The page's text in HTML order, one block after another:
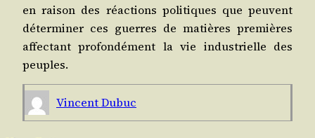
en rai­son des réac­tions poli­tiques que peuvent
déter­mi­ner ces guerres de matières pre­mières
affec­tant pro­fon­dé­ment la vie indus­trielle des
peuples.
Vincent Dubuc